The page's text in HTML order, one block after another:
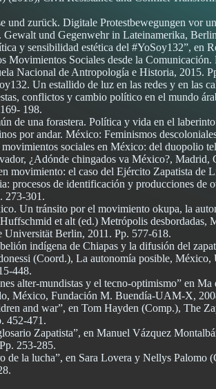
und zurück. Digitale Protestbewegungen vor
Gewalt und Gegenwehr in Lateinamerika,
y sensibilidad estética del #YoSoy132”, en
Movimientos Sociales desde la
Nacional de Antropología e Historia, 2015.
Un estallido de luz en las redes y en las
conflictos y cambio político en el mundo
198.
de una forastera. Política y vida en el
por andar. México: Feminismos
sociales en México: del duopolio
¿Adónde chingados va México?, Madrid,
movimiento: el caso del Ejército Zapatista de
procesos de identificación y producciones de
273-301.
Un tránsito por el movimiento okupa, la
et alt (ed.) Metrópolis desbordadas,
Universität Berlin, 2011. Pp. 577-618.
indígena de Chiapas y la difusión del
(Coord.), La autonomía posible, México,
448.
alter-mundistas y el tecno-optimismo” en Ma
México, Fundación M. Buendía-UAM-X,
and war”, en Tom Hayden (Comp.), The
452-471.
Zapatista”, en Manuel Vázquez
253-285.
de la lucha”, en Sara Lovera y Nellys Palomo